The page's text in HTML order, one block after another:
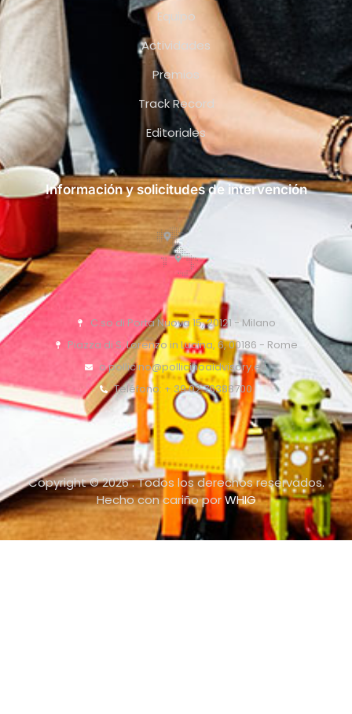
Equipo
Actividades
Premios
Track Record
Editoriales
Información y solicitudes de intervención
C.so di Porta Nuova 15, 20121 - Milano
Piazza di S. Lorenzo in Lucina, 6, 00186 - Rome
o.pollicino@pollicinoaidvisory.eu
Teléfono: + 39 02 76388700
Copyright © 2026 . Todos los derechos reservados.
Hecho con cariño porWHIG